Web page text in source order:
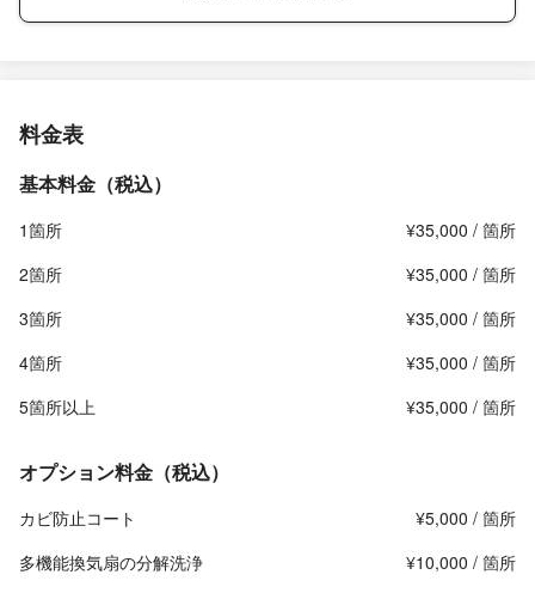
料金表
基本料金（税込）
1箇所
¥35,000 / 箇所
2箇所
¥35,000 / 箇所
3箇所
¥35,000 / 箇所
4箇所
¥35,000 / 箇所
5箇所以上
¥35,000 / 箇所
オプション料金（税込）
カビ防止コート
¥5,000 / 箇所
多機能換気扇の分解洗浄
¥10,000 / 箇所